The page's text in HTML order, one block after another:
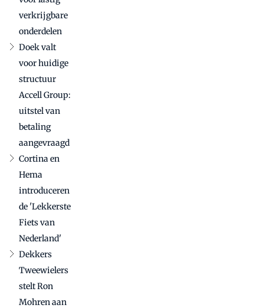
verkrijgbare
onderdelen
Doek valt
voor huidige
structuur
Accell Group:
uitstel van
betaling
aangevraagd
Cortina en
Hema
introduceren
de 'Lekkerste
Fiets van
Nederland'
Dekkers
Tweewielers
stelt Ron
Mohren aan